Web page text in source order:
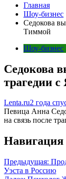
Главная
Шоу-бизнес
Седокова
Тиммой
Шоу-бизнес
Седокова
трагедии
Lenta.ru2 года
Певица Анна
на связь после
Навигация
Предыдущая:
Уэста в Россию